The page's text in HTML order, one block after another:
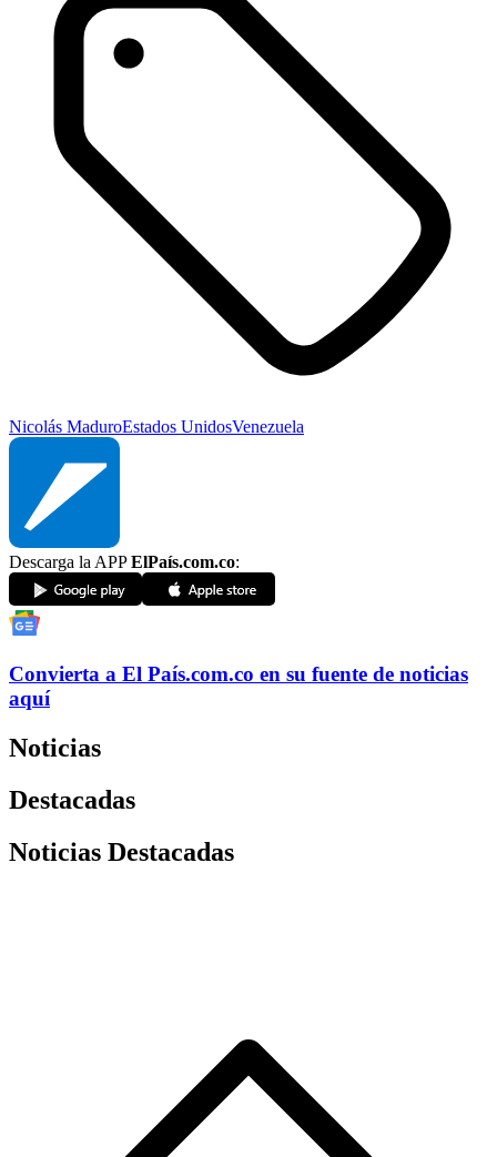
Nicolás MaduroEstados UnidosVenezuela
Descarga la APPElPaís.com.co:
Convierta a El País.com.co en su fuente de noticias
aquí
Noticias
Destacadas
Noticias Destacadas